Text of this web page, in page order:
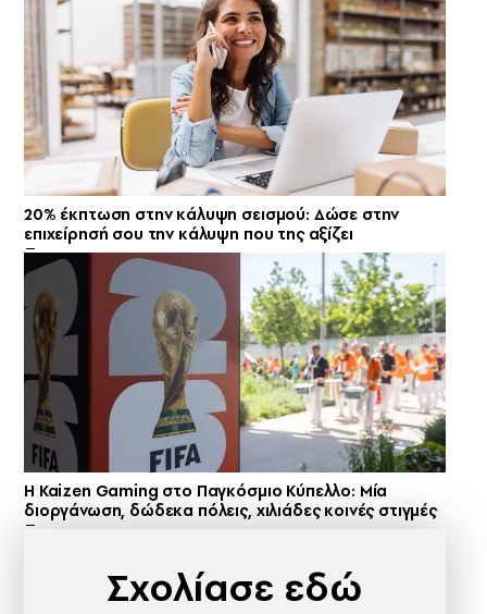
20% έκπτωση στην κάλυψη σεισμού: Δώσε στην
επιχείρησή σου την κάλυψη που της αξίζει
H Kaizen Gaming στο Παγκόσμιο Kύπελλο: Μία
διοργάνωση, δώδεκα πόλεις, χιλιάδες κοινές στιγμές
Σχολίασε εδώ